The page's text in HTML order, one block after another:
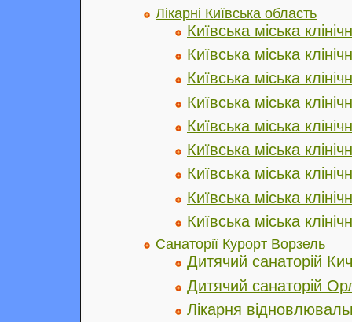
Лікарні Київська область
Київська міська
Київська міська
Київська міська
Київська міська
Київська міська
Київська міська
Київська міська
Київська міська
Київська міська
Санаторії Курорт Ворзель
Дитячий санаторій
Дитячий санаторій
Лікарня